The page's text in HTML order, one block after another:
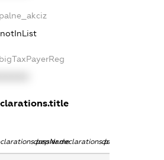
dossier.declarations.personName